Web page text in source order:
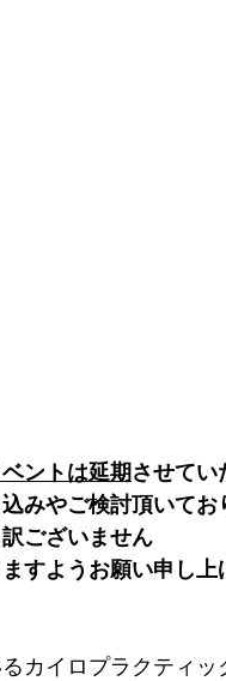
ントは延期 させてい
みやご検討頂いてお
ございません
すようお願い申し上
カイロプラクティッ